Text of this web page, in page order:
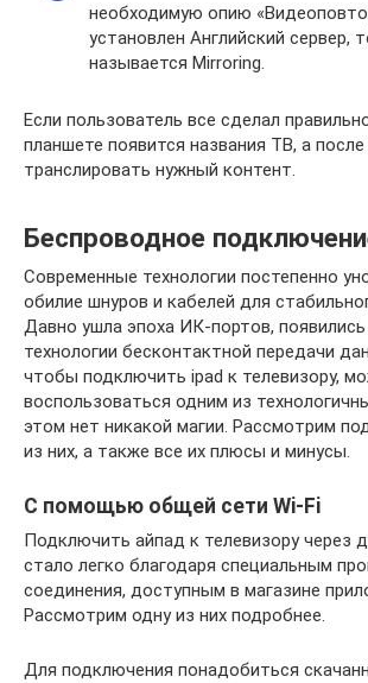
необходимую опию
установлен Английский сервер,
называется Mirroring.
Если пользователь все сделал
планшете появится названия ТВ, а
транслировать нужный контент.
Беспроводное
Современные технологии постепенно
обилие шнуров и кабелей для
Давно ушла эпоха ИК-портов,
технологии бесконтактной передачи
чтобы подключить ipad к телевизору,
воспользоваться одним из
этом нет никакой магии. Рассмотрим
из них, а также все их плюсы и минусы.
С помощью общей сети Wi-Fi
Подключить айпад к телевизору через
стало легко благодаря специальным
соединения, доступным в магазине
Рассмотрим одну из них подробнее.
Для подключения понадобиться